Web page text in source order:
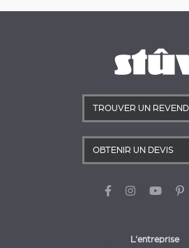
TROUVER UN
OBTENIR UN DEVIS
L'entreprise